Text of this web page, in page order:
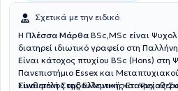
Σχετικά με την ειδικό
Η Πλέσσα Μάρθα ΒSc,MSc είναι
διατηρεί ιδιωτικό γραφείο στη
Είναι κάτοχος πτυχίου BSc (Hons) στη
Πανεπιστήμιο Essex και
Συνθετική Συμβουλευτική και
Είναι μέλος της Ελληνικής Εταιρείας